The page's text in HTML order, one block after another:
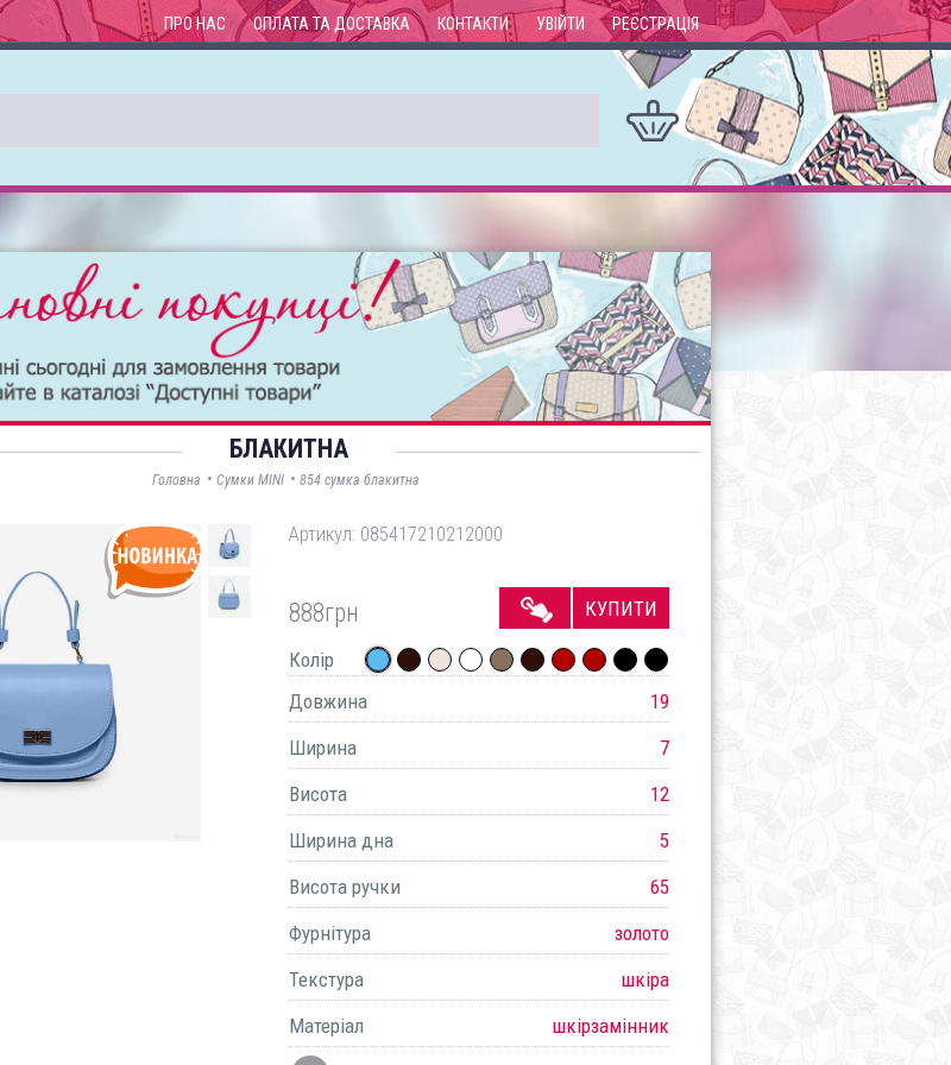
ПРО НАС ОПЛАТА ТА ДОСТАВКА КОНТАКТИ УВІЙТИ РЕЄСТРАЦІЯ
БЛАКИТНА
Головна • Сумки MINI • 854 сумка блакитна
Артикул: 085417210212000
888грн КУПИТИ
Колір
Довжина
19
Ширина
7
Висота
12
Ширина дна
5
Висота ручки
65
Фурнітура
золото
Текстура
шкіра
Матеріал
шкірзамінник